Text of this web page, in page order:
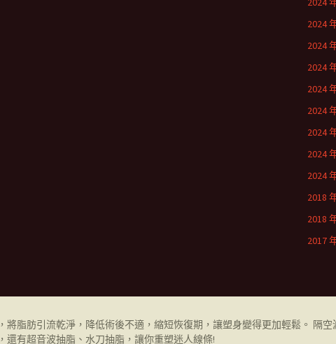
2024
2024
2024
2024
2024
2024
2024
2024
2018
2018
2017
將脂肪引流乾淨，降低術後不適，縮短恢復期，讓塑身變得更加輕鬆。 隔
還有超音波抽脂、水刀抽脂，讓你重塑迷人線條!